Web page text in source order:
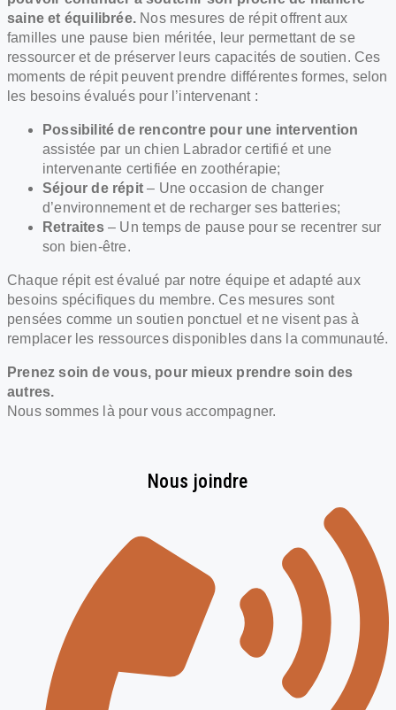
saine et équilibrée. Nos mesures de répit offrent aux
familles une pause bien méritée, leur permettant de se
ressourcer et de préserver leurs capacités de soutien. Ces
moments de répit peuvent prendre différentes formes, selon
les besoins évalués pour l’intervenant :
Possibilité de rencontre pour une intervention
assistée par un chien Labrador certifié et une
intervenante certifiée en zoothérapie;
Séjour de répit – Une occasion de changer
d’environnement et de recharger ses batteries;
Retraites– Un temps de pause pour se recentrer sur
son bien-être.
Chaque répit est évalué par notre équipe et adapté aux
besoins spécifiques du membre. Ces mesures sont
pensées comme un soutien ponctuel et ne visent pas à
remplacer les ressources disponibles dans la communauté.
Prenez soin de vous, pour mieux prendre soin des
autres.
Nous sommes là pour vous accompagner.
Nous joindre